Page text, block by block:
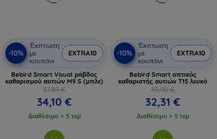
-10%
Έκπτωση
με
κουπόνι
EXTRA10
Bebird Smart Visual ράβδος
καθαρισμού αυτιών M9 S (μπλε)
37,89 €
34,10 €
Διαθέσιμο > 5 τεμ
-10%
Έκπτωση
με
κουπόνι
EXTRA10
Bebird Smart οπτικός
καθαριστής αυτιών T15 λευκό
35,90 €
32,31 €
Διαθέσιμο > 5 τεμ